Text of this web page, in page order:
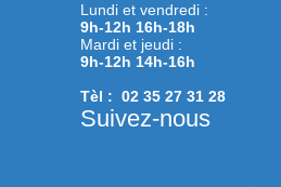
Lundi et vendredi :
9h-12h 16h-18h
Mardi et jeudi :
9h-12h 14h-16h
Tèl : 02 35 27 31 28
Suivez-nous